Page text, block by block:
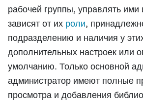
рабочей группы, управлять ими
зависят от их роли,
подразделению и наличия у
дополнительных настроек или
умолчанию. Только основной
администратор имеют полные
просмотра и добавления